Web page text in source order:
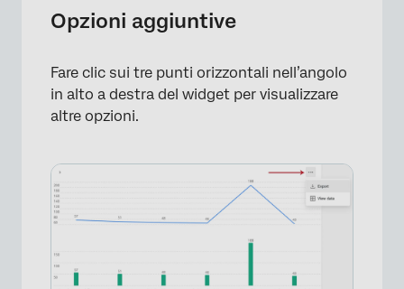
×
Opzioni aggiuntive
Fare clic sui tre punti orizzontali nell’angolo
in alto a destra del widget per visualizzare
altre opzioni.